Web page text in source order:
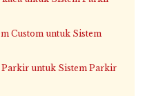
Custom untuk Sistem
Parkir untuk Sistem Parkir